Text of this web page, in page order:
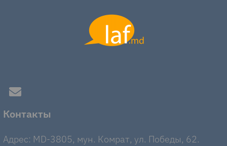
Контакты
Адрес: MD-3805, мун. Комрат, ул. Победы, 62.